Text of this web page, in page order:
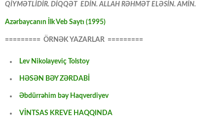
QİYMƏTLİDİR. DİQQƏT EDİN. ALLAH RƏHMƏT ELƏSİN. AMİN.
Azərbaycanın İlk Veb Saytı (1995)
========= ÖRNƏK YAZARLAR =========
Lev Nikolayeviç Tolstoy
HƏSƏN BƏY ZƏRDABİ
Əbdürrəhim bəy Haqverdiyev
VİNTSAS KREVE HAQQINDA